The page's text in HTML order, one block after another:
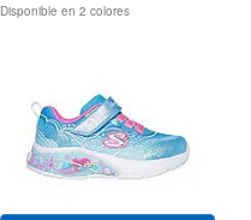
Disponible en 2 colores